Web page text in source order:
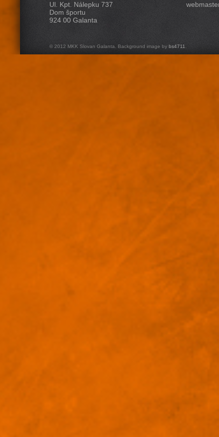
Ul. Kpt. Nálepku 737
Dom športu
924 00 Galanta
© 2012 MKK Slovan Galanta. Background image by bs4711